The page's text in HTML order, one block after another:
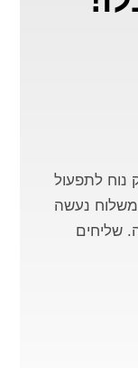
לתפעול
נעשה
שליחים